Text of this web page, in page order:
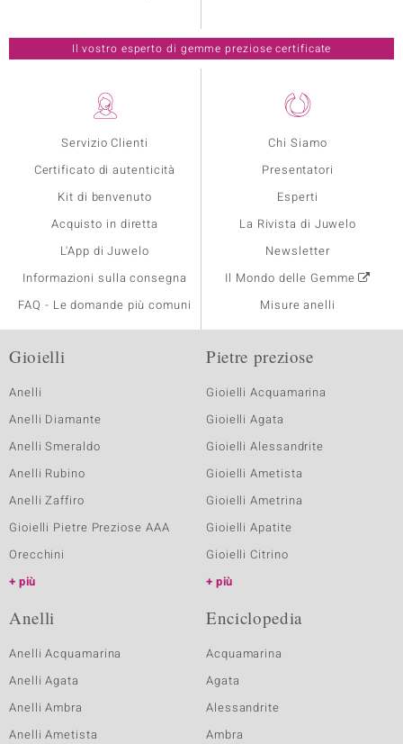
Servizio Clienti
Certificato di autenticità
Kit di benvenuto
Acquisto in diretta
L'App di Juwelo
Informazioni sulla consegna
FAQ - Le domande più comuni
Chi Siamo
Presentatori
Esperti
La Rivista di Juwelo
Newsletter
Il Mondo delle Gemme
Misure anelli
Il vostro esperto di gemme preziose certificate
Gioielli
Anelli
Anelli Diamante
Anelli Smeraldo
Anelli Rubino
Anelli Zaffiro
Gioielli Pietre Preziose AAA
Orecchini
più
Pietre preziose
Gioielli Acquamarina
Gioielli Agata
Gioielli Alessandrite
Gioielli Ametista
Gioielli Ametrina
Gioielli Apatite
Gioielli Citrino
più
Anelli
Anelli Acquamarina
Anelli Agata
Anelli Ambra
Anelli Ametista
Enciclopedia
Acquamarina
Agata
Alessandrite
Ambra